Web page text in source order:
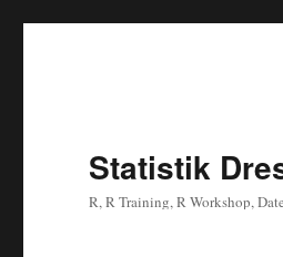
Statistik
R, R Training, R Workshop,